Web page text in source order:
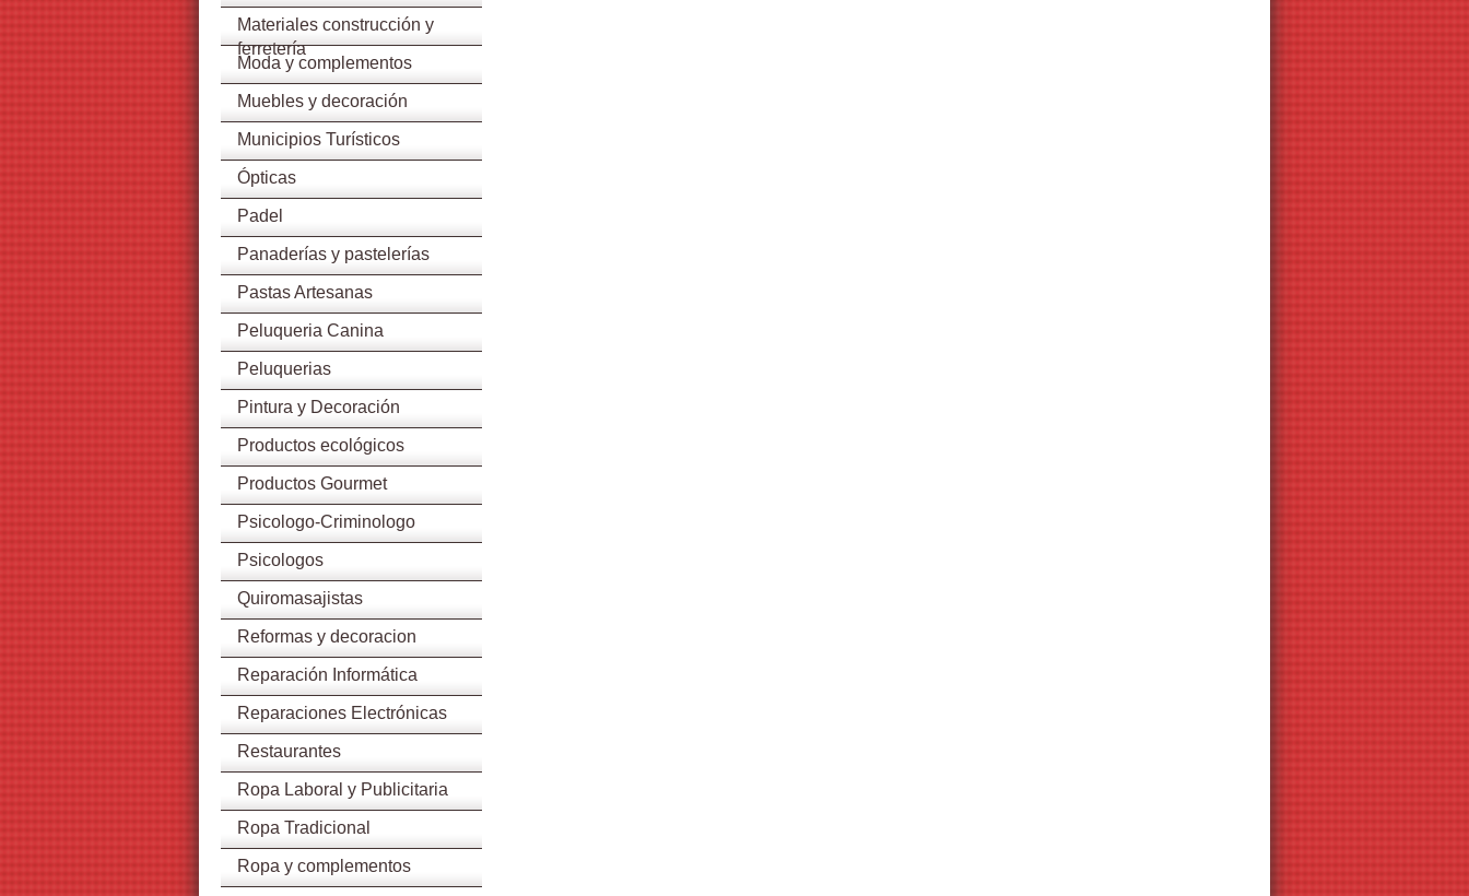
Materiales construcción y
ferretería
Moda y complementos
Muebles y decoración
Municipios Turísticos
Ópticas
Padel
Panaderías y pastelerías
Pastas Artesanas
Peluqueria Canina
Peluquerias
Pintura y Decoración
Productos ecológicos
Productos Gourmet
Psicologo-Criminologo
Psicologos
Quiromasajistas
Reformas y decoracion
Reparación Informática
Reparaciones Electrónicas
Restaurantes
Ropa Laboral y Publicitaria
Ropa Tradicional
Ropa y complementos